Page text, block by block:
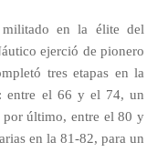
militado en la élite del
ejerció de pionero
tres etapas en la
entre el 66 y el 74, un
por último, entre el 80 y
en la 81-82, para un